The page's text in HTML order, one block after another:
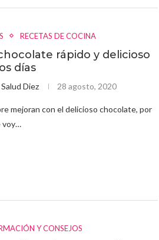
RECETAS DE COCINA
rápido y delicioso
días
Diez 28 agosto, 2020
mejoran con el delicioso chocolate, por
voy…
Y CONSEJOS